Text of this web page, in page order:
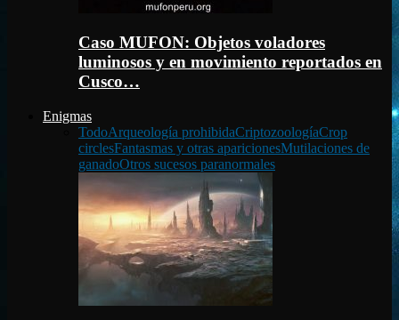
Caso MUFON: Objetos voladores
luminosos y en movimiento reportados en
Cusco…
Enigmas
TodoArqueología prohibidaCriptozoologíaCrop
circlesFantasmas y otras aparicionesMutilaciones de
ganadoOtros sucesos paranormales